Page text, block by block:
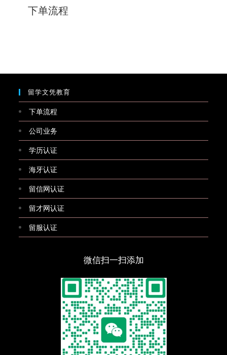
下单流程
留学文凭教育
下单流程
公司业务
学历认证
海牙认证
留信网认证
留才网认证
留服认证
微信扫一扫添加